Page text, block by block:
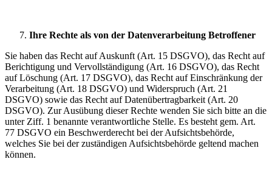
Ihre Rechte als von der Datenverarbeitung Betroffener
Sie haben das Recht auf Auskunft (Art. 15 DSGVO), das Recht auf
Berichtigung und Vervollständigung (Art. 16 DSGVO), das Recht
auf Löschung (Art. 17 DSGVO), das Recht auf Einschränkung der
Verarbeitung (Art. 18 DSGVO) und Widerspruch (Art. 21
DSGVO) sowie das Recht auf Datenübertragbarkeit (Art. 20
DSGVO). Zur Ausübung dieser Rechte wenden Sie sich bitte an die
unter Ziff. 1 benannte verantwortliche Stelle. Es besteht gem. Art.
77 DSGVO ein Beschwerderecht bei der Aufsichtsbehörde,
welches Sie bei der zuständigen Aufsichtsbehörde geltend machen
können.